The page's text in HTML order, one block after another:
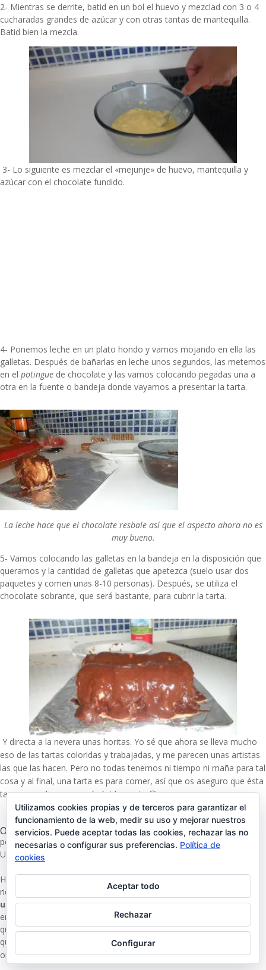
2- Mientras se derrite, batid en un bol el huevo y mezclad con 3 o 4
cucharadas grandes de azúcar y con otras tantas de mantequilla.
Batid bien la mezcla.
3- Lo siguiente es mezclar el «mejunje» de huevo, mantequilla y
azúcar con el chocolate fundido.
4- Ponemos leche en un plato hondo y vamos mojando en ella las
galletas. Después de bañarlas en leche unos segundos, las metemos
en el potingue de chocolate y las vamos colocando pegadas una a
otra en la fuente o bandeja donde vayamos a presentar la tarta.
La leche hace que el chocolate resbale así que el aspecto ahora no es
muy bueno.
5- Vamos colocando las galletas en la bandeja en la disposición que
queramos y la cantidad de galletas que apetezca (suelo usar dos
paquetes y comen unas 8-10 personas). Después, se utiliza el
chocolate sobrante, que será bastante, para cubrir la tarta.
Y directa a la nevera unas horitas. Yo sé que ahora se lleva mucho
eso de las tartas coloridas y trabajadas, y me parecen unas artistas
las que las hacen. Pero no todas tenemos ni tiempo ni maña para tal
cosa y al final, una tarta es para comer, así que os aseguro que ésta
tan casera desaparecerá rápidamente 😉
Otra receta divertida
por nosoyunadramamama|Ago 27, 2013|Sin categoría
Uncategorized
Hoy os pongo una receta (gracias a Jennifer Liébana y su
) bien
rica y que no pasará desapercibida para los peques.
una forma distinta de comer salchichas, un plato que les
encanta. Son una especie de mini-pizzas con forma de margaritas
que llamarán la atención de vuestros niños. Los únicos ingredientes
que necesitáis son tres
salchichas, unhuevo cocido, queso rallado,
orégano y masa de pan (para hacer tres «margaritas»)
Utilizamos cookies propias y de terceros para garantizar el
funcionamiento de la web, medir su uso y mejorar nuestros
servicios. Puede aceptar todas las cookies, rechazar las no
necesarias o configurar sus preferencias. Política de
cookies
Aceptar todo
Rechazar
Configurar